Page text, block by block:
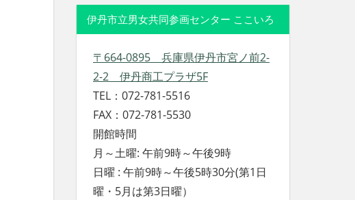
伊丹市立男女共同参画センター ここいろ
〒664-0895 兵庫県伊丹市宮ノ前2-
2-2 伊丹商工プラザ5F
TEL：072-781-5516
FAX：072-781-5530
開館時間
月～土曜: 午前9時～午後9時
日曜 : 午前9時～午後5時30分(第1日
曜・5月は第3日曜）